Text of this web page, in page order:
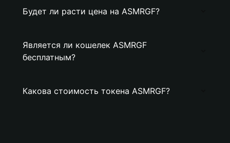
Будет ли расти цена на ASMRGF?
Является ли кошелек ASMRGF
бесплатным?
Какова стоимость токена ASMRGF?